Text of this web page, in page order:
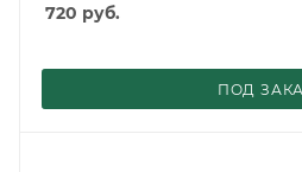
720 руб.
ПОД